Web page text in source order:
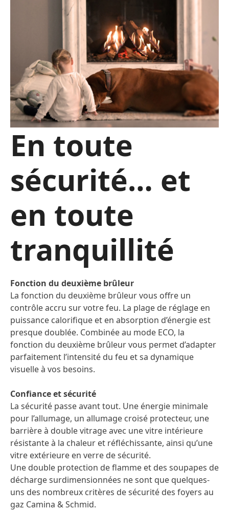
En toute
sécurité… et
en toute
tranquillité
Fonction du deuxième brûleur
La fonction du deuxième brûleur vous offre un
contrôle accru sur votre feu. La plage de réglage en
puissance calorifique et en absorption d’énergie est
presque doublée. Combinée au mode ECO, la
fonction du deuxième brûleur vous permet d’adapter
parfaitement l’intensité du feu et sa dynamique
visuelle à vos besoins.
Confiance et sécurité
La sécurité passe avant tout. Une énergie minimale
pour l’allumage, un allumage croisé protecteur, une
barrière à double vitrage avec une vitre intérieure
résistante à la chaleur et réfléchissante, ainsi qu’une
vitre extérieure en verre de sécurité.
Une double protection de flamme et des soupapes de
décharge surdimensionnées ne sont que quelques-
uns des nombreux critères de sécurité des foyers au
gaz Camina & Schmid.